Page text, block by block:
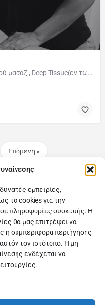
εμπειρίες,
τα cookies για την
πληροφορίες συσκευής. Η
θα μας επιτρέψει να
η συμπεριφορά περιήγησης
τον ιστότοπο. Η μη
ενδέχεται να
Πιστοποιημένος μασερ Σουηδικού μασάζ , Deep Tissue(εν τω βάθει)μασάζ , και αθλητικού μασάζ. Κάθε συνεδρία…
Επόμενη »